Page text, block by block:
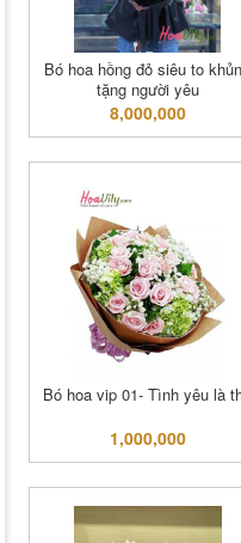
Bó hoa hồng đỏ siêu to
tặng người yêu
8,000,000
Bó hoa vip 01- Tình yêu là
1,000,000